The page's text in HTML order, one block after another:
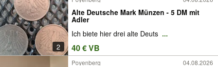
2
Alte Deutsche Mark Münzen - 5 DM mit
Adler
Ich biete hier drei alte Deuts ...
40 € VB
Poyenberg 04.08.2026